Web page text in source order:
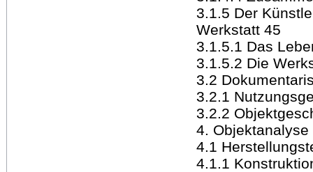
3.1.5 Der
Werkstatt 45
3.1.5.1 Das
3.1.5.2 Die
3.2
3.2.1
3.2.2
4. Objektanalyse
4.1
4.1.1